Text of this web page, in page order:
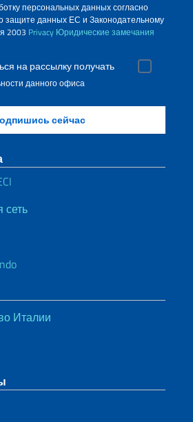
персональных данных согласно
защите данных ЕС и Законодательному
2003 Privacy Юридические замечания
на рассылку получать
данного офиса
сеть
Италии